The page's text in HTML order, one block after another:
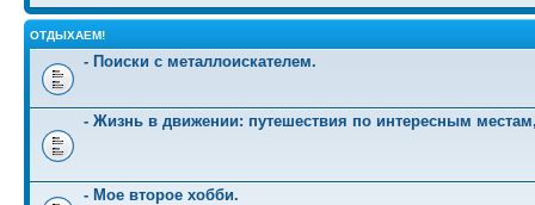
ОТДЫХАЕМ!
- Поиски с металлоискателем.
- Жизнь в движении: путешествия по интересным
- Мое второе хобби.